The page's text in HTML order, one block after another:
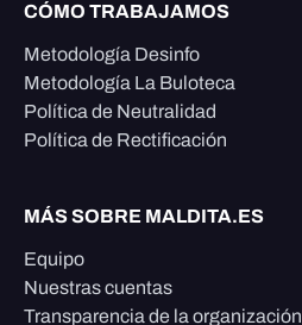
CÓMO TRABAJAMOS
Metodología Desinfo
Metodología La Buloteca
Política de Neutralidad
Política de Rectificación
MÁS SOBRE MALDITA.ES
Equipo
Nuestras cuentas
Transparencia de la organización